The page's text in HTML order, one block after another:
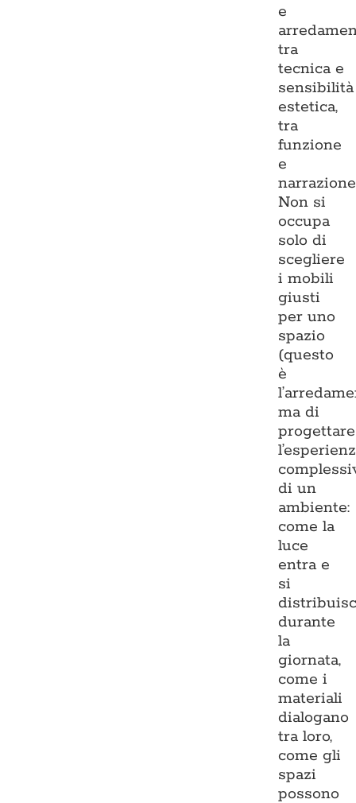
e
tra
tecnica e
sensibilità
estetica,
tra
funzione
e
Non si
occupa
solo di
scegliere
i mobili
giusti
per uno
spazio
(questo
è
ma di
progettare
di un
ambiente:
come la
luce
entra e
si
durante
la
giornata,
come i
materiali
dialogano
tra loro,
come gli
spazi
possono